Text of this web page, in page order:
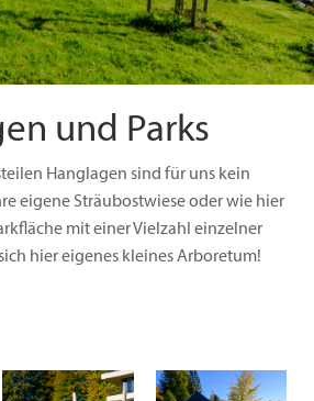
und Parks
Hanglagen sind für uns kein
eigene Sträubostwiese oder wie hier
mit einer Vielzahl einzelner
hier eigenes kleines Arboretum!